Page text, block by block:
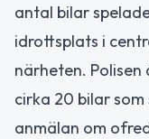
antal bilar
idrottsplats i
närheten.
cirka 20 bilar
anmälan om